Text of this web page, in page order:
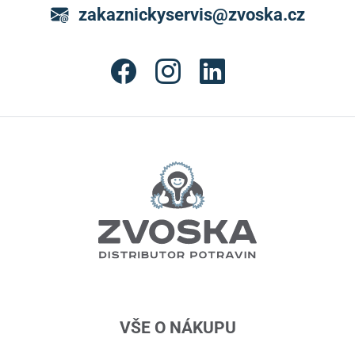
zakaznickyservis@zvoska.cz
VŠE O NÁKUPU